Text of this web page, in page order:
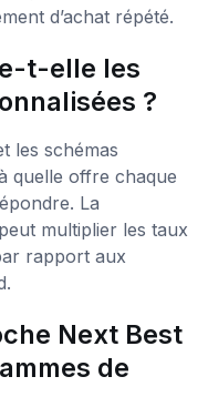
d’achat répété.
t-elle les
?
les schémas
quelle offre chaque
La
multiplier les taux
rapport aux
Next Best
de